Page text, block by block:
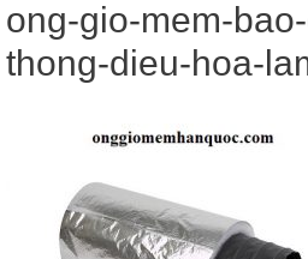
ong-gio-mem-
thong-dieu-hoa-